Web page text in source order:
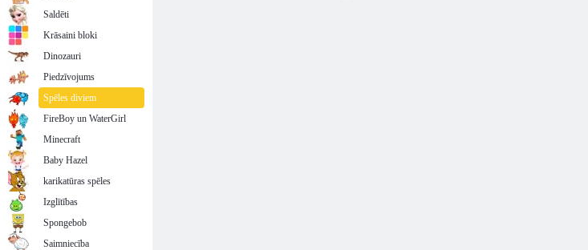
Saldēti
Krāsaini bloki
Dinozauri
Piedzīvojums
Spēles diviem
FireBoy un WaterGirl
Minecraft
Baby Hazel
karikatūras spēles
Izglītības
Spongebob
Saimniecība